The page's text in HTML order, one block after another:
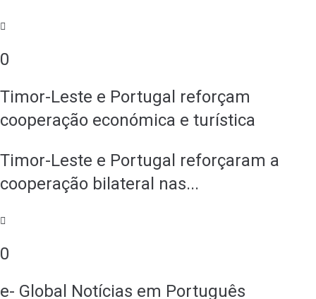
0
Timor-Leste e Portugal reforçam
cooperação económica e turística
Timor-Leste e Portugal reforçaram a
cooperação bilateral nas...
0
e- Global Notícias em Português